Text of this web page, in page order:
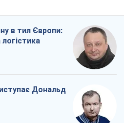
в тил Європи:
Дональд